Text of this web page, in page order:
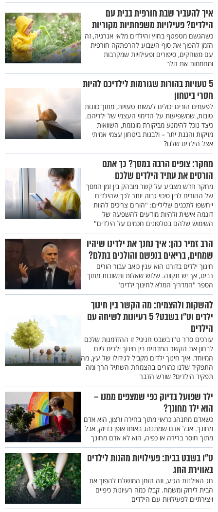
איך להעביר שבת חורפית בבית עם
הילדים? פעילויות משפחתיות מקוריות
כשהגשם מטפטף בחוץ והילדים מלאי אנרגיה, זה
הזמן להפוך את סוף השבוע להרפתקה חורפית
עם משחקים, סיפורים ופעילויות שמקרבות
ומחממות את הלב
5 טעויות בהורות שגורמות לילדיכם להיות
חסרי ביטחון
לפעמים הורים יכולים לעשות טעויות, מתוך כוונות
טובות, שמשפיעות על הדימוי העצמי של ילדיהם.
כיצד נוכל להימנע מביקורת מוגזמת, השוואות
מזיקות והגנת יתר – ולבנות ביטחון עצמי אמיתי
אצל הילדים שלנו?
מחקר: צופים הרבה במסך? כך אתם
הורסים את עתיד הילדים שלכם
מחקר חדש מצביע על קשר מובהק בין זמן המסך
של ההורים לבין סיכוי גבוה יותר לכך שהילדים
ייחשפו לתכנים שליליים: "הורים צריכים להוות
דוגמה אישית ולהיות מודעים להשפעה של
השימוש שלהם בטלפונים חכמים על הילדים"
הרב זמיר כהן: איך נחנך את ילדינו שיהיו
שמחים, בריאים בנפשם והולכים בתלם?
חינוך ילדים בדורנו הוא ענין כואב עבור הורים
רבים, אך יש תקווה. שלוש שאלות ותשובות מתוך
הספר "המדריך המלא לחינוך ילדים"
להשקות ולהצמיח: מה הקשר בין חינוך
ילדים וט"ו בשבט? 5 רעיונות לשיחה עם
הילדים
עורכים סדר ט"ו בשבט חגיגי? זו ההזדמנות שלכם
לבחון את הקשר המדהים בין חינוך ילדים ליום
המיוחד. איך חינוך ילדים מקביל לגידולו של עץ, מה
התפקיד שלנו כהורים בהצמחת השתיל הרך ומה
תפקיד הילדים? שורש הדבר
ילד שפועל בדיוק כפי שמצפים ממנו –
הוא ילד מחונך?
כשאדם מתנהג כראוי מתוך בחירה ורצון, הוא אדם
מחונך. אבל אדם שמתנהג באותו אופן בדיוק, אבל
מתוך חוסר ברירה או כפיה, הוא לא אדם מחונך
ט"ו בשבט בבית: פעילויות מהנות לילדים
באווירת החג
חג האילנות הגיע, וזה הזמן המושלם להפוך את
הבית לירוק ומשמח. קבלו כמה רעיונות כיפיים
ויצירתיים לפעילויות עם הילדים